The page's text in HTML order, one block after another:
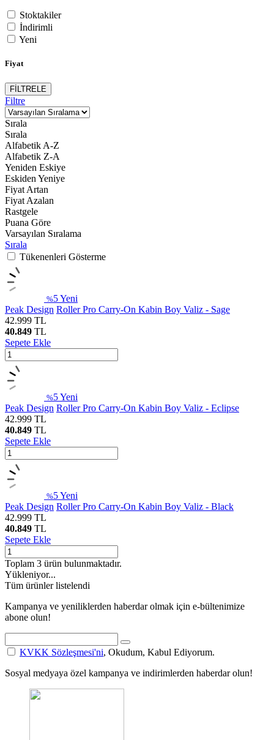
Stoktakiler
İndirimli
Yeni
Fiyat
FİLTRELE
Filtre
Sırala
Sırala
Alfabetik A-Z
Alfabetik Z-A
Yeniden Eskiye
Eskiden Yeniye
Fiyat Artan
Fiyat Azalan
Rastgele
Puana Göre
Varsayılan Sıralama
Sırala
Tükenenleri Gösterme
%5Yeni
Peak Design Roller Pro Carry-On Kabin Boy Valiz - Sage
42.999 TL
40.849 TL
Sepete Ekle
%5Yeni
Peak Design Roller Pro Carry-On Kabin Boy Valiz - Eclipse
42.999 TL
40.849 TL
Sepete Ekle
%5Yeni
Peak Design Roller Pro Carry-On Kabin Boy Valiz - Black
42.999 TL
40.849 TL
Sepete Ekle
Toplam 3 ürün bulunmaktadır.
Yükleniyor...
Tüm ürünler listelendi
Kampanya ve yeniliklerden haberdar olmak için e-bültenimize
abone olun!
KVKK Sözleşmesi'ni, Okudum, Kabul Ediyorum.
Sosyal medyaya özel kampanya ve indirimlerden haberdar olun!